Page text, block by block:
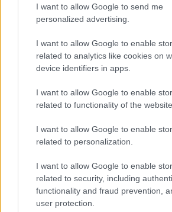
I want to allow Google to send me
personalized advertising.
I want to allow Google to enable
related to analytics like cookies on
device identifiers in apps.
I want to allow Google to enable
related to functionality of the
I want to allow Google to enable
related to personalization.
I want to allow Google to enable
related to security, including
functionality and fraud prevention,
user protection.
Controlli nel settore turistico-
allarmanti su lavoro e sicurezza
La candidatura di Irsina per
Cultura 2029
reazioni
2026